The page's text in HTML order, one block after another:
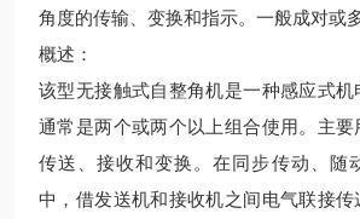
角度的传输、变换和指示。一般成对或
概述：
该型无接触式自整角机是一种感应式机
通常是两个或两个以上组合使用。主
传送、接收和变换。在同步传动、随
中，借发送机和接收机之间电气联接传